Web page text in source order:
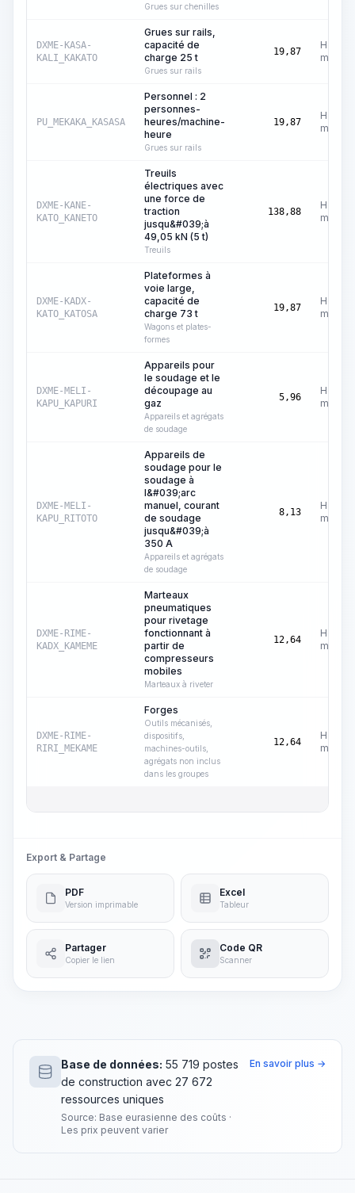
Grues sur chenilles
DXME-KASA-
KALI_KAKATO
Grues sur rails,
capacité de
charge 25 t
Grues sur rails
19,87
Heures
PU_MEKAKA_KASASA
Personnel : 2
personnes-
heures/machine-
heure
Grues sur rails
19,87
Heures
DXME-KANE-
KATO_KANETO
Treuils
électriques avec
une force de
traction
jusqu&#039;à
49,05 kN (5 t)
Treuils
138,88
Heures
DXME-KADX-
KATO_KATOSA
Plateformes à
voie large,
capacité de
charge 73 t
Wagons et plates-
formes
19,87
Heures
DXME-MELI-
KAPU_KAPURI
Appareils pour
le soudage et le
découpage au
gaz
Appareils et agrégats
de soudage
5,96
Heures
DXME-MELI-
KAPU_RITOTO
Appareils de
soudage pour le
soudage à
l&#039;arc
manuel, courant
de soudage
jusqu&#039;à
350 A
Appareils et agrégats
de soudage
8,13
Heures
DXME-RIME-
KADX_KAMEME
Marteaux
pneumatiques
pour rivetage
fonctionnant à
partir de
compresseurs
mobiles
Marteaux à riveter
12,64
Heures
DXME-RIME-
RIRI_MEKAME
Forges
Outils mécanisés,
dispositifs,
machines-outils,
agrégats non inclus
dans les groupes
12,64
Heures
Export & Partage
PDF
Version imprimable
Excel
Tableur
Partager
Copier le lien
Code QR
Scanner
Base de données: 55 719 postes
de construction avec 27 672
ressources uniques
Source: Base eurasienne des coûts ·
Les prix peuvent varier
En savoir plus →